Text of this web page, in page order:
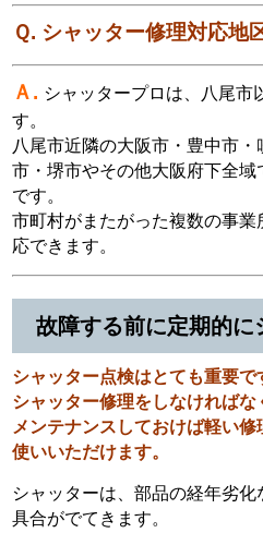
Ｑ. シャッター修理対応地
Ａ. シャッタープロは、八尾市
す。
八尾市近隣の大阪市・豊中市
市・堺市やその他大阪府下全
です。
市町村がまたがった複数の事
応できます。
故障する前に定期的に
シャッター点検はとても重要で
シャッター修理をしなければ
メンテナンスしておけば軽い
使いいただけます。
シャッターは、部品の経年劣
具合がでてきます。